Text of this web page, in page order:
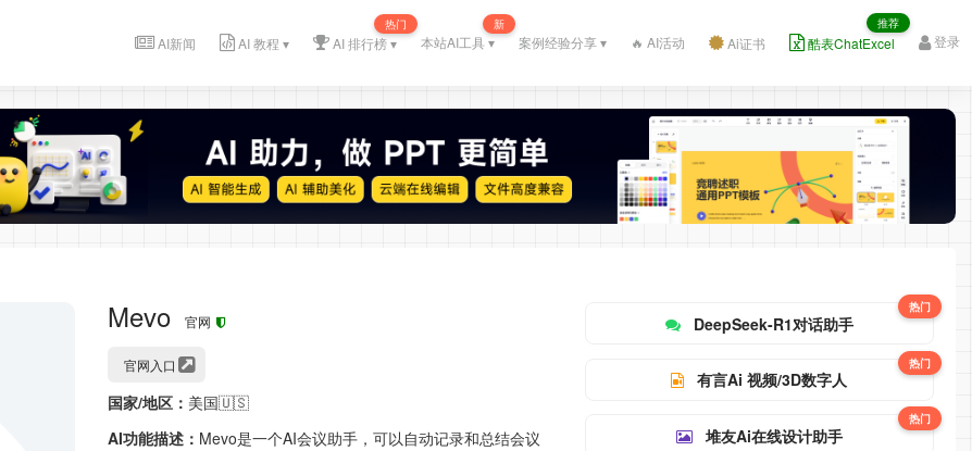
AI新闻 AI 教程 ▾ AI 排行榜 ▾
热门
本站AI工具 ▾
新
案例经验分享 ▾ 🔥 AI活动 Ai证书 酷表ChatExcel
推荐
登录
Mevo 官网
官网入口
国家/地区： 美国🇺🇸
AI功能描述： Mevo是一个AI会议助手，可以自动记录和总结会议
DeepSeek-R1对话助手
热门
有言Ai 视频/3D数字人
热门
堆友Ai在线设计助手
热门